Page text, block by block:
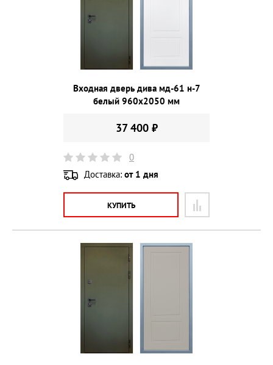
Входная дверь дива мд-61 н-7
белый 960х2050 мм
37 400 ₽
0
Доставка: от 1 дня
КУПИТЬ